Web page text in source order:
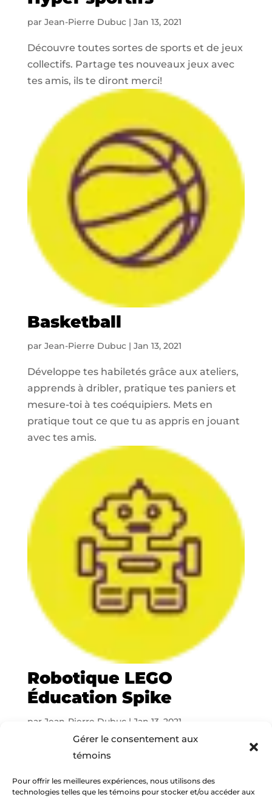
Gérer le consentement aux
témoins
Pour offrir les meilleures expériences, nous utilisons des
technologies telles que les témoins pour stocker et/ou accéder aux
par Jean-Pierre Dubuc| Jan 13, 2021
Découvre toutes sortes de sports et de jeux
collectifs. Partage tes nouveaux jeux avec
tes amis, ils te diront merci!
Basketball
par Jean-Pierre Dubuc| Jan 13, 2021
Développe tes habiletés grâce aux ateliers,
apprends à dribler, pratique tes paniers et
mesure-toi à tes coéquipiers. Mets en
pratique tout ce que tu as appris en jouant
avec tes amis.
Robotique LEGO
Éducation Spike
par Jean-Pierre Dubuc| Jan 13, 2021
de la semaine lors de combats de robots et
de parcours de course. Amuse-toi à tester